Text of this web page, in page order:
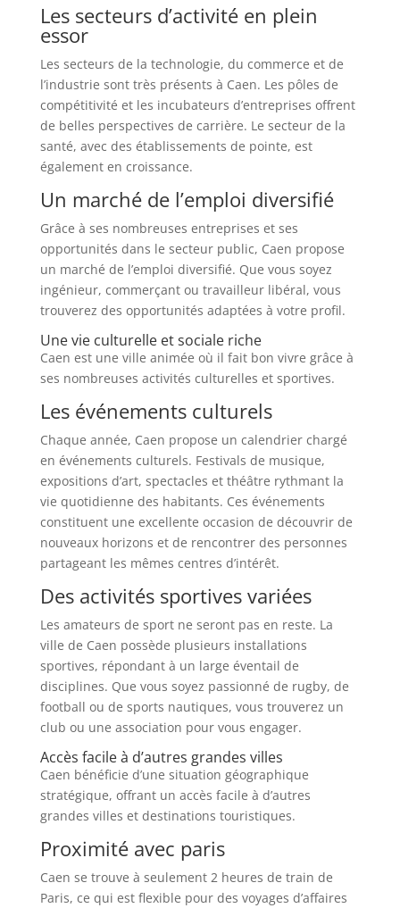
Les secteurs d’activité en plein
essor
Les secteurs de la technologie, du commerce et de
l’industrie sont très présents à Caen. Les pôles de
compétitivité et les incubateurs d’entreprises offrent
de belles perspectives de carrière. Le secteur de la
santé, avec des établissements de pointe, est
également en croissance.
Un marché de l’emploi diversifié
Grâce à ses nombreuses entreprises et ses
opportunités dans le secteur public, Caen propose
un marché de l’emploi diversifié. Que vous soyez
ingénieur, commerçant ou travailleur libéral, vous
trouverez des opportunités adaptées à votre profil.
Une vie culturelle et sociale riche
Caen est une ville animée où il fait bon vivre grâce à
ses nombreuses activités culturelles et sportives.
Les événements culturels
Chaque année, Caen propose un calendrier chargé
en événements culturels. Festivals de musique,
expositions d’art, spectacles et théâtre rythmant la
vie quotidienne des habitants. Ces événements
constituent une excellente occasion de découvrir de
nouveaux horizons et de rencontrer des personnes
partageant les mêmes centres d’intérêt.
Des activités sportives variées
Les amateurs de sport ne seront pas en reste. La
ville de Caen possède plusieurs installations
sportives, répondant à un large éventail de
disciplines. Que vous soyez passionné de rugby, de
football ou de sports nautiques, vous trouverez un
club ou une association pour vous engager.
Accès facile à d’autres grandes villes
Caen bénéficie d’une situation géographique
stratégique, offrant un accès facile à d’autres
grandes villes et destinations touristiques.
Proximité avec paris
Caen se trouve à seulement 2 heures de train de
Paris, ce qui est flexible pour des voyages d’affaires